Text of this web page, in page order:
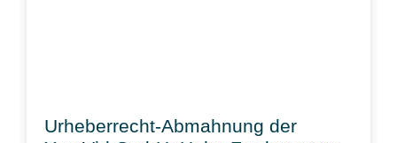
Urheberrecht-Abmahnung der